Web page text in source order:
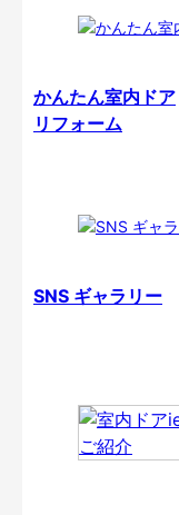
かんたん室内ドア
リフォーム
SNS ギャラリー